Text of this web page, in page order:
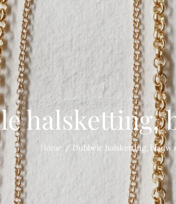
halsketting,
Home Dubbele halsketting, blauw